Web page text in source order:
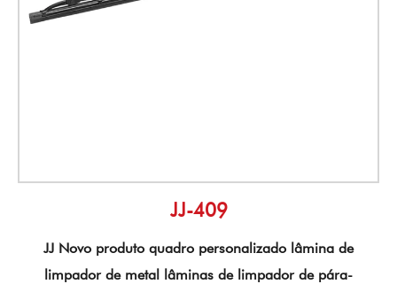
JJ-409
JJ Novo produto quadro personalizado lâmina de
limpador de metal lâminas de limpador de pára-